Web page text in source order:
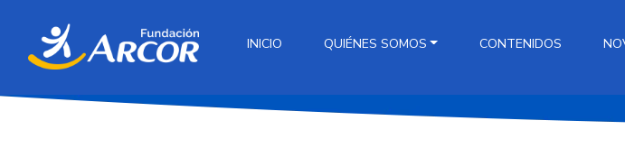
INICIO QUIÉNES SOMOS CONTENIDOS